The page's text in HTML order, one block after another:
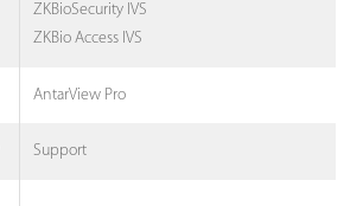
ZKBioSecurity IVS
ZKBio Access IVS
AntarView Pro
Support